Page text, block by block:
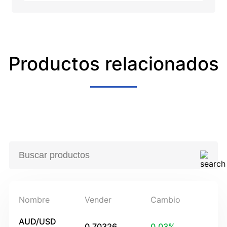
Productos relacionados
Nombre Vender Cambio
AUD/USD